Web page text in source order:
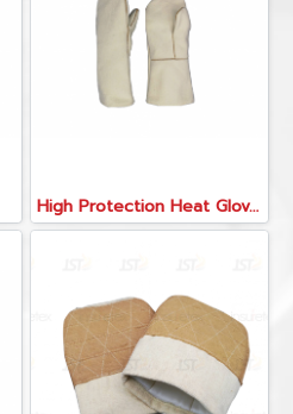
High Protection Heat Gloves